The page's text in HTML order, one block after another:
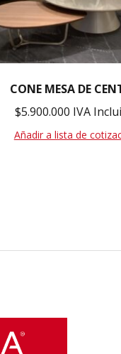
CONE MESA DE
$5.900.000 IVA
Añadir a lista de